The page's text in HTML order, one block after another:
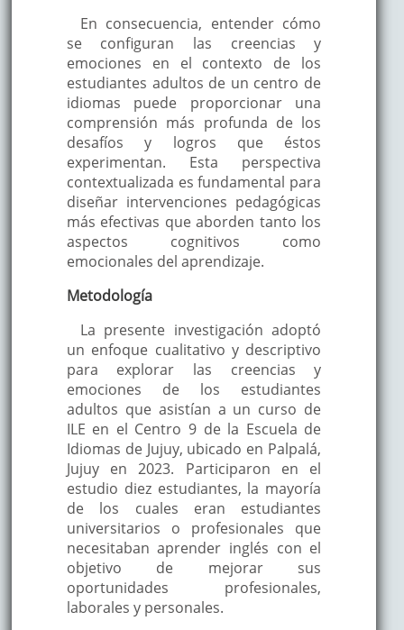
En consecuencia, entender cómo
se configuran las creencias y
emociones en el contexto de los
estudiantes adultos de un centro de
idiomas puede proporcionar una
comprensión más profunda de los
desafíos y logros que éstos
experimentan. Esta perspectiva
contextualizada es fundamental para
diseñar intervenciones pedagógicas
más efectivas que aborden tanto los
aspectos cognitivos como
emocionales del aprendizaje.
Metodología
La presente investigación adoptó
un enfoque cualitativo y descriptivo
para explorar las creencias y
emociones de los estudiantes
adultos que asistían a un curso de
ILE en el Centro 9 de la Escuela de
Idiomas de Jujuy, ubicado en Palpalá,
Jujuy en 2023. Participaron en el
estudio diez estudiantes, la mayoría
de los cuales eran estudiantes
universitarios o profesionales que
necesitaban aprender inglés con el
objetivo de mejorar sus
oportunidades profesionales,
laborales y personales.